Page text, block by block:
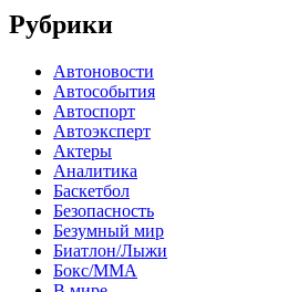
Рубрики
Автоновости
Автособытия
Автоспорт
Автоэксперт
Актеры
Аналитика
Баскетбол
Безопасность
Безумный мир
Биатлон/Лыжи
Бокс/MMA